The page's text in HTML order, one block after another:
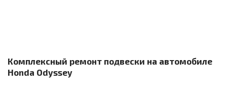
Комплексный ремонт подвески на автомобиле
Honda Odyssey